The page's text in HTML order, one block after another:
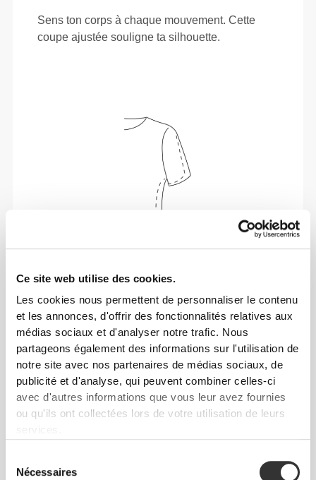
Ce site web utilise des cookies.
Les cookies nous permettent de personnaliser le contenu
et les annonces, d'offrir des fonctionnalités relatives aux
médias sociaux et d'analyser notre trafic. Nous
partageons également des informations sur l'utilisation de
notre site avec nos partenaires de médias sociaux, de
publicité et d'analyse, qui peuvent combiner celles-ci
avec d'autres informations que vous leur avez fournies
ou qu'ils ont collectées lors de votre utilisation de leurs
services.
Nécessaires
Sens ton corps à chaque mouvement. Cette
coupe ajustée souligne ta silhouette.
Liberté de mouvement et confort au quotidien,
telle est la devise.